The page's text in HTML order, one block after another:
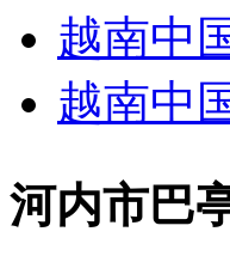
越南中
越南中
河内市巴